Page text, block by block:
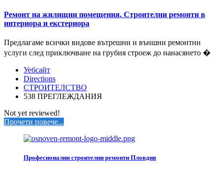
Ремонт на жилищни помещения. Строителни ремонти в
интериора и екстериора
Предлагаме всички видове вътрешни и външни ремонтни
услуги след приключване на грубия строеж до нанасянето �
Уебсайт
Directions
СТРОИТЕЛСТВО
538 ПРЕГЛЕЖДАНИЯ
Not yet reviewed!
Прочети повече...
Професионални строителни ремонти Пловдив